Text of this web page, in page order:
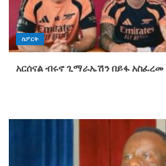
ስፖርት
አርሰናል ብሩኖ ጊማራኤሽን በይፋ አስፈረመ